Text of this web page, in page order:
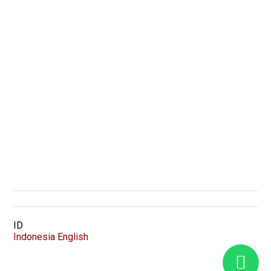
ID
Indonesia English